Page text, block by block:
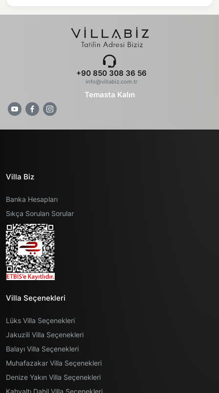
+90 850 308 36 56
info@villabiz.com.tr
Temasta Kalın
Villa Biz
Banka Hesapları
Sıkça Sorulan Sorular
Villa Seçenekleri
Lüks Villa Seçenekleri
Jakuzili Villa Seçenekleri
Balayı Villa Seçenekleri
Muhafazakar Villa Seçenekleri
Denize Yakın Villa Seçenekleri
Kahvaltı Dahil Villa Seçenekleri